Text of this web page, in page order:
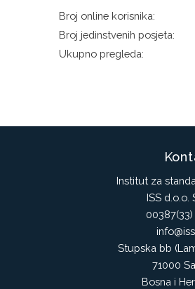
Broj online korisnika:
Broj jedinstvenih posjeta:
Ukupno pregleda:
Institut za
ISS d.o.o.
Stupska bb
71000
Bosna i